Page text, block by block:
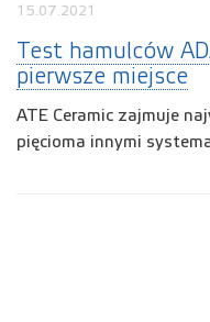
15.07.2021
Test hamulców
pierwsze miejsce
ATE Ceramic zajmuje
pięcioma innymi